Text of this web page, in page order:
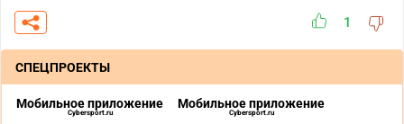
1
СПЕЦПРОЕКТЫ
Мобильное приложение
Cybersport.ru
Мобильное приложение
Cybersport.ru